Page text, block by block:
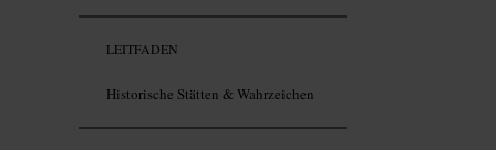
LEITFADEN
Historische Stätten & Wahrzeichen